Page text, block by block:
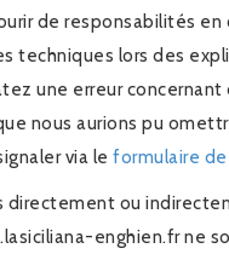
de responsabilités en
techniques lors des
une erreur concernant
nous aurions pu
via le formulaire
directement ou
enghien.fr ne